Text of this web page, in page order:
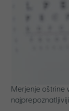
Merjenje oštrine